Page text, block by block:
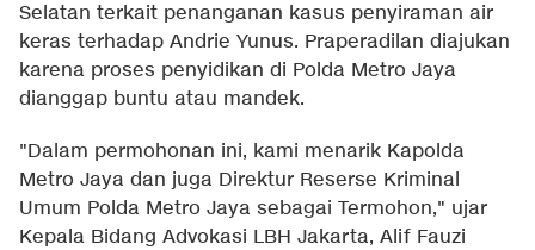
Selatan terkait penanganan kasus penyiraman air
keras terhadap Andrie Yunus. Praperadilan diajukan
karena proses penyidikan di Polda Metro Jaya
dianggap buntu atau mandek.
"Dalam permohonan ini, kami menarik Kapolda
Metro Jaya dan juga Direktur Reserse Kriminal
Umum Polda Metro Jaya sebagai Termohon," ujar
Kepala Bidang Advokasi LBH Jakarta, Alif Fauzi